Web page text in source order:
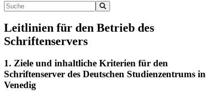
Leitlinien für den Betrieb des
Schriftenservers
1. Ziele und inhaltliche Kriterien für den
Schriftenserver des Deutschen Studienzentrums in
Venedig